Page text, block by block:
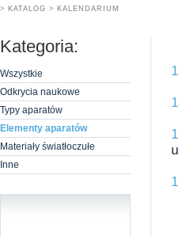
> KATALOG > KALENDARIUM
Kategoria:
Wszystkie
Odkrycia naukowe
Typy aparatów
Elementy aparatów
Materiały światłoczułe
Inne